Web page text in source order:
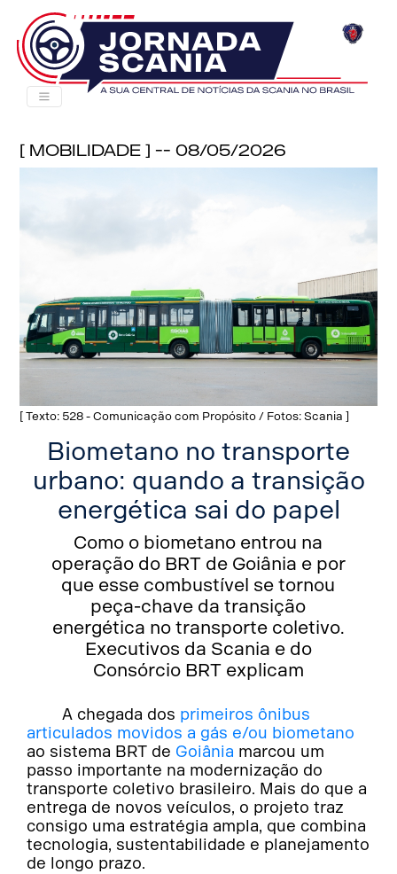
[ Mobilidade ] -- 08/05/2026
[ Texto: 528 - Comunicação com Propósito / Fotos: Scania ]
Biometano no transporte
urbano: quando a transição
energética sai do papel
Como o biometano entrou na
operação do BRT de Goiânia e por
que esse combustível se tornou
peça-chave da transição
energética no transporte coletivo.
Executivos da Scania e do
Consórcio BRT explicam
A chegada dos primeiros ônibus
articulados movidos a gás e/ou biometano
ao sistema BRT de Goiânia marcou um
passo importante na modernização do
transporte coletivo brasileiro. Mais do que a
entrega de novos veículos, o projeto traz
consigo uma estratégia ampla, que combina
tecnologia, sustentabilidade e planejamento
de longo prazo.